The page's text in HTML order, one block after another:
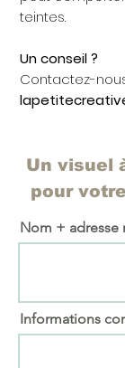
teintes.
Un conseil ?
Contactez-
Un visuel
pour
Nom + adresse
Informations